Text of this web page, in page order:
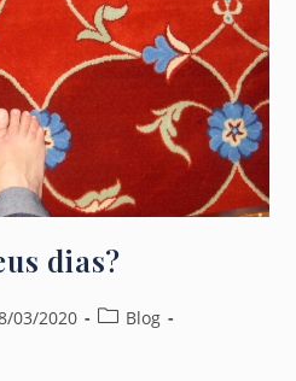
dias?
03/2020
Categoria
Blog